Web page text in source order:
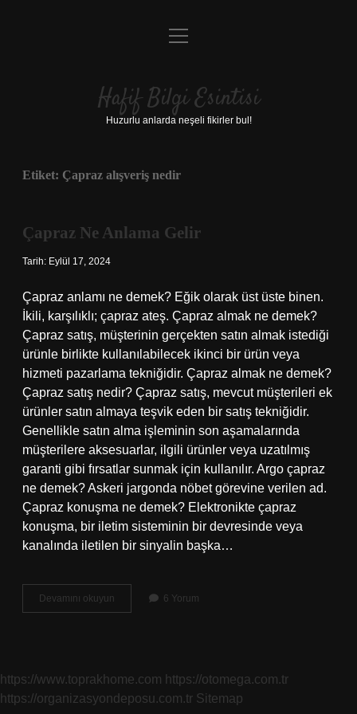
Anasayfa
Yasal Uyarı
menüyü
Hafif Bilgi Esintisi
Huzurlu anlarda neşeli fikirler bul!
Etiket: Çapraz alışveriş nedir
Çapraz Ne Anlama Gelir
Tarih: Eylül 17, 2024
Çapraz anlamı ne demek? Eğik olarak üst üste binen.
İkili, karşılıklı; çapraz ateş. Çapraz almak ne demek?
Çapraz satış, müşterinin gerçekten satın almak istediği
ürünle birlikte kullanılabilecek ikinci bir ürün veya
hizmeti pazarlama tekniğidir. Çapraz almak ne demek?
Çapraz satış nedir? Çapraz satış, mevcut müşterileri ek
ürünler satın almaya teşvik eden bir satış tekniğidir.
Genellikle satın alma işleminin son aşamalarında
müşterilere aksesuarlar, ilgili ürünler veya uzatılmış
garanti gibi fırsatlar sunmak için kullanılır. Argo çapraz
ne demek? Askeri jargonda nöbet görevine verilen ad.
Çapraz konuşma ne demek? Elektronikte çapraz
konuşma, bir iletim sisteminin bir devresinde veya
kanalında iletilen bir sinyalin başka…
Devamını okuyun
Ne
6 Yorum
https://www.toprakhome.com https://otomega.com.tr
https://organizasyondeposu.com.tr Sitemap